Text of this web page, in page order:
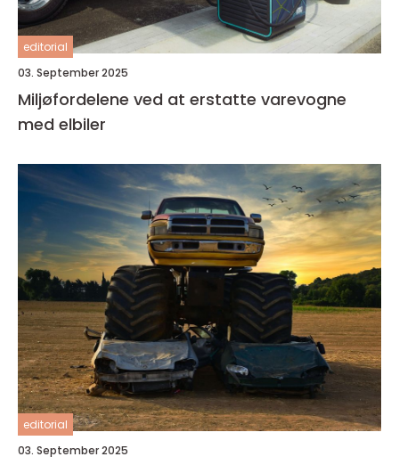
editorial
03. September 2025
Miljøfordelene ved at erstatte varevogne
med elbiler
editorial
03. September 2025